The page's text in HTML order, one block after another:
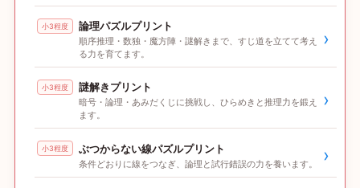
小3程度 論理パズルプリント
順序推理・数独・魔方陣・謎解きまで、すじ道を立てて考え
る力を育てます。
›
小3程度 謎解きプリント
暗号・論理・あみだくじに挑戦し、ひらめきと推理力を鍛え
ます。
›
小3程度 ぶつからない線パズルプリント
条件どおりに線をつなぎ、論理と試行錯誤の力を養います。 ›